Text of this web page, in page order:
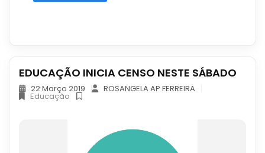
EDUCAÇÃO INICIA CENSO NESTE SÁBADO
22 Março 2019 ROSANGELA AP FERREIRA
Educação